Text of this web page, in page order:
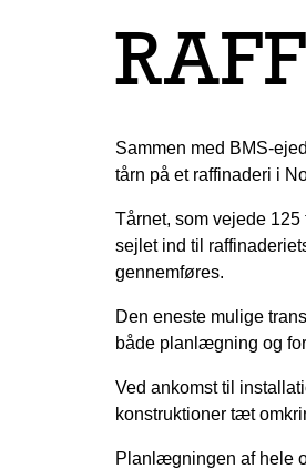
Sammen med BMS-
tårn på et raffinaderi i
Tårnet, som vejede
sejlet ind til
gennemføres.
Den eneste mulige
både planlægning og
Ved ankomst til
konstruktioner tæt
Planlægningen af hele